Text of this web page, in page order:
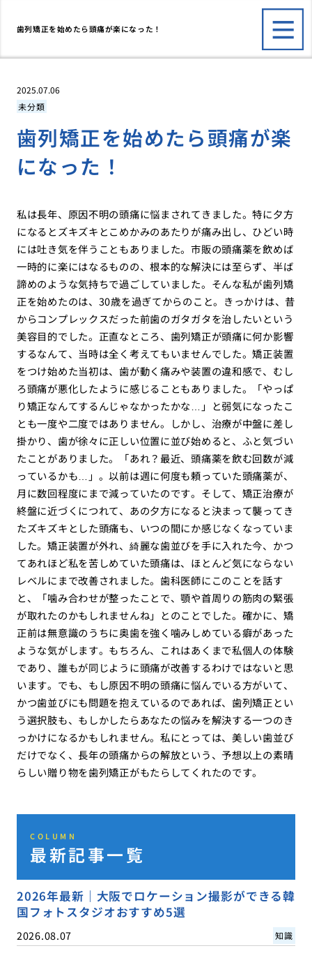
歯列矯正を始めたら頭痛が楽になった！
2025.07.06
未分類
歯列矯正を始めたら頭痛が楽
になった！
私は長年、原因不明の頭痛に悩まされてきました。特に夕方
になるとズキズキとこめかみのあたりが痛み出し、ひどい時
には吐き気を伴うこともありました。市販の頭痛薬を飲めば
一時的に楽にはなるものの、根本的な解決には至らず、半ば
諦めのような気持ちで過ごしていました。そんな私が歯列矯
正を始めたのは、30歳を過ぎてからのこと。きっかけは、昔
からコンプレックスだった前歯のガタガタを治したいという
美容目的でした。正直なところ、歯列矯正が頭痛に何か影響
するなんて、当時は全く考えてもいませんでした。矯正装置
をつけ始めた当初は、歯が動く痛みや装置の違和感で、むし
ろ頭痛が悪化したように感じることもありました。「やっぱ
り矯正なんてするんじゃなかったかな…」と弱気になったこ
とも一度や二度ではありません。しかし、治療が中盤に差し
掛かり、歯が徐々に正しい位置に並び始めると、ふと気づい
たことがありました。「あれ？最近、頭痛薬を飲む回数が減
っているかも…」。以前は週に何度も頼っていた頭痛薬が、
月に数回程度にまで減っていたのです。そして、矯正治療が
終盤に近づくにつれて、あの夕方になると決まって襲ってき
たズキズキとした頭痛も、いつの間にか感じなくなっていま
した。矯正装置が外れ、綺麗な歯並びを手に入れた今、かつ
てあれほど私を苦しめていた頭痛は、ほとんど気にならない
レベルにまで改善されました。歯科医師にこのことを話す
と、「噛み合わせが整ったことで、顎や首周りの筋肉の緊張
が取れたのかもしれませんね」とのことでした。確かに、矯
正前は無意識のうちに奥歯を強く噛みしめている癖があった
ような気がします。もちろん、これはあくまで私個人の体験
であり、誰もが同じように頭痛が改善するわけではないと思
います。でも、もし原因不明の頭痛に悩んでいる方がいて、
かつ歯並びにも問題を抱えているのであれば、歯列矯正とい
う選択肢も、もしかしたらあなたの悩みを解決する一つのき
っかけになるかもしれません。私にとっては、美しい歯並び
だけでなく、長年の頭痛からの解放という、予想以上の素晴
らしい贈り物を歯列矯正がもたらしてくれたのです。
COLUMN
最新記事一覧
2026年最新｜大阪でロケーション撮影ができる韓
国フォトスタジオおすすめ5選
2026.08.07 知識